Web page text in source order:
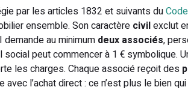
par les articles 1832 et suivants du
ensemble. Son caractère civilexclut
au minimum deux associés,
peut commencer à 1 € symbolique.
les charges. Chaque associé reçoit des
avec l’achat direct : ce n’est plus le bien